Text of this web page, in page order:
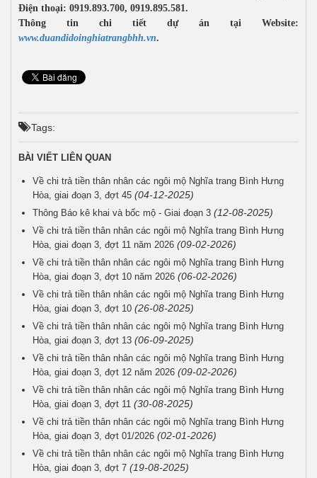
Điện thoại: 0919.893.700, 0919.895.581.
Thông tin chi tiết dự án tại Website:
www.duandidoinghiatrangbhh.vn.
Tags:
BÀI VIẾT LIÊN QUAN
Về chi trả tiền thân nhân các ngôi mộ Nghĩa trang Bình Hưng
Hòa, giai đoạn 3, đợt 45 (04-12-2025)
Thông Báo kê khai và bốc mộ - Giai đoạn 3 (12-08-2025)
Về chi trả tiền thân nhân các ngôi mộ Nghĩa trang Bình Hưng
Hòa, giai đoạn 3, đợt 11 năm 2026 (09-02-2026)
Về chi trả tiền thân nhân các ngôi mộ Nghĩa trang Bình Hưng
Hòa, giai đoạn 3, đợt 10 năm 2026 (06-02-2026)
Về chi trả tiền thân nhân các ngôi mộ Nghĩa trang Bình Hưng
Hòa, giai đoạn 3, đợt 10 (26-08-2025)
Về chi trả tiền thân nhân các ngôi mộ Nghĩa trang Bình Hưng
Hòa, giai đoạn 3, đợt 13 (06-09-2025)
Về chi trả tiền thân nhân các ngôi mộ Nghĩa trang Bình Hưng
Hòa, giai đoạn 3, đợt 12 năm 2026 (09-02-2026)
Về chi trả tiền thân nhân các ngôi mộ Nghĩa trang Bình Hưng
Hòa, giai đoạn 3, đợt 11 (30-08-2025)
Về chi trả tiền thân nhân các ngôi mộ Nghĩa trang Bình Hưng
Hòa, giai đoạn 3, đợt 01/2026 (02-01-2026)
Về chi trả tiền thân nhân các ngôi mộ Nghĩa trang Bình Hưng
Hòa, giai đoạn 3, đợt 7 (19-08-2025)